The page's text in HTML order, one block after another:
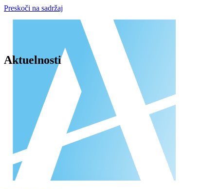
Preskoči na sadržaj
Aktuelnosti